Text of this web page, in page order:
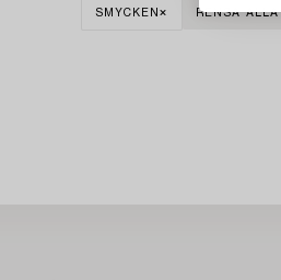
SMYCKEN RENSA ALLA